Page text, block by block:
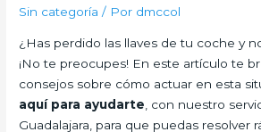
Sin categoría / Por dmccol
¿Has perdido las llaves de tu coche y
¡No te preocupes! En este artículo te
consejos sobre cómo actuar en esta
aquí para ayudarte , con nuestro
Guadalajara, para que puedas resolver